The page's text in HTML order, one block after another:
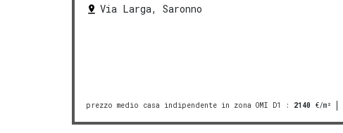
Via Larga, Saronno
prezzo medio casa indipendente in zona OMI D1 : 2140 €/m²